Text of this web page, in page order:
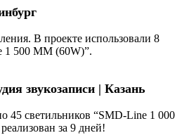
В проекте использовали 8
1 500 ММ (60W)”.
звукозаписи | Казань
45 светильников “SMD-Line 1 000
за 9 дней!